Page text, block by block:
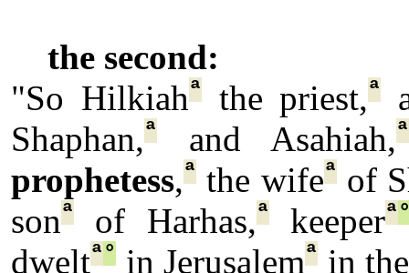
the second:
"So Hilkiahªthe priest,ª
Shaphan,ª and Asahiah,ª
prophetess,ª the wifeªof
sonª of Harhas,ªkeeperª
dweltª° in Jerusalemª in